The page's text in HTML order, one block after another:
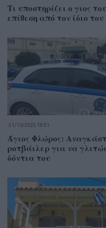
Τι υποστηρίζει ο γιος
επίθεση από τον ίδιο
31/10/2025 18:51
Άγιος Φλώρος:
ροτβάιλερ για να
δόντια του